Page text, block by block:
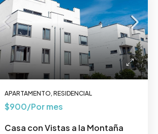
APARTAMENTO, RESIDENCIAL
$900/Por mes
Casa con Vistas a la Montaña